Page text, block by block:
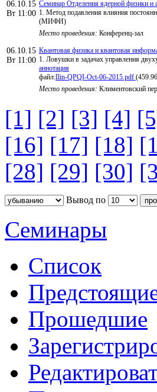
06.10.15
Вт 11:00
Семинар Отделения ядерной физики
1. Метод подавления влияния
(МИФИ)
Место проведения: Конференц-зал
06.10.15
Вт 11:00
Квантовая физика и квантовая
1. Ловушки в задачах управления
аннотация
файл:Ilin-QPQI-Oct-06-2015.pdf
Место проведения: Климентовский
[1] [2] [3] [4]
[16] [17] [18]
[28] [29] [30]
Вывод по
Семинары
Список
Прошедшие